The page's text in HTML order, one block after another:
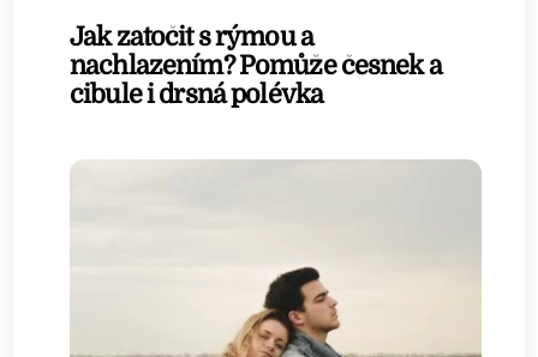
Jak zatočit s rýmou a
nachlazením? Pomůže česnek a
cibule i drsná polévka